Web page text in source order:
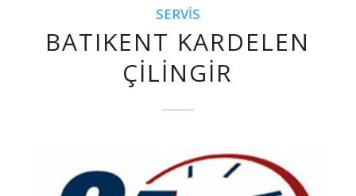
SERVIS
BATIKENT KARDELEN
ÇILINGIR